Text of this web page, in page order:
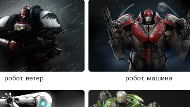
робот, ветер робот, машина